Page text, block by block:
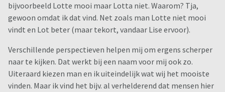
bijvoorbeeld Lotte mooi maar Lotta niet. Waarom? Tja,
gewoon omdat ik dat vind. Net zoals man Lotte niet mooi
vindt en Lot beter (maar tekort, vandaar Lise ervoor).
Verschillende perspectieven helpen mij om ergens scherper
naar te kijken. Dat werkt bij een naam voor mij ook zo.
Uiteraard kiezen man en ik uiteindelijk wat wij het mooiste
vinden. Maar ik vind het bijv. al verhelderend dat mensen hier